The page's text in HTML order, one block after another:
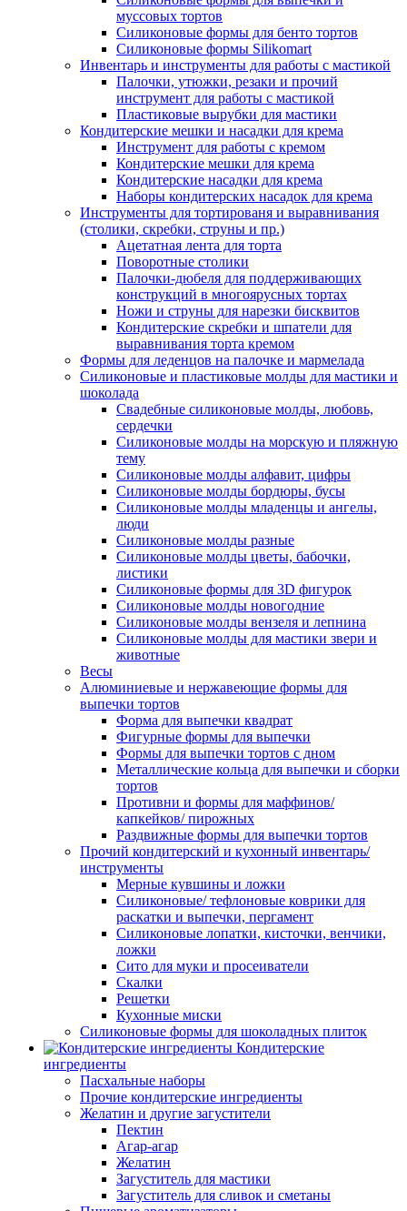
муссовых тортов
Силиконовые формы для бенто тортов
Силиконовые формы Silikomart
Инвентарь и инструменты для работы с мастикой
Палочки, утюжки, резаки и прочий
инструмент для работы с мастикой
Пластиковые вырубки для мастики
Кондитерские мешки и насадки для крема
Инструмент для работы с кремом
Кондитерские мешки для крема
Кондитерские насадки для крема
Наборы кондитерских насадок для крема
Инструменты для тортированя и выравнивания
(столики, скребки, струны и пр.)
Ацетатная лента для торта
Поворотные столики
Палочки-дюбеля для поддерживающих
конструкций в многоярусных тортах
Ножи и струны для нарезки бисквитов
Кондитерские скребки и шпатели для
выравнивания торта кремом
Формы для леденцов на палочке и мармелада
Силиконовые и пластиковые молды для мастики и
шоколада
Свадебные силиконовые молды, любовь,
сердечки
Силиконовые молды на морскую и пляжную
тему
Силиконовые молды алфавит, цифры
Силиконовые молды бордюры, бусы
Силиконовые молды младенцы и ангелы,
люди
Силиконовые молды разные
Силиконовые молды цветы, бабочки,
листики
Силиконовые формы для 3D фигурок
Силиконовые молды новогодние
Силиконовые молды вензеля и лепнина
Силиконовые молды для мастики звери и
животные
Весы
Алюминиевые и нержавеющие формы для
выпечки тортов
Форма для выпечки квадрат
Фигурные формы для выпечки
Формы для выпечки тортов с дном
Металлические кольца для выпечки и сборки
тортов
Противни и формы для маффинов/
капкейков/ пирожных
Раздвижные формы для выпечки тортов
Прочий кондитерский и кухонный инвентарь/
инструменты
Мерные кувшины и ложки
Силиконовые/ тефлоновые коврики для
раскатки и выпечки, пергамент
Силиконовые лопатки, кисточки, венчики,
ложки
Сито для муки и просеиватели
Скалки
Решетки
Кухонные миски
Силиконовые формы для шоколадных плиток
Кондитерские
ингредиенты
Пасхальные наборы
Прочие кондитерские ингредиенты
Желатин и другие загустители
Пектин
Агар-агар
Желатин
Загуститель для мастики
Загуститель для сливок и сметаны